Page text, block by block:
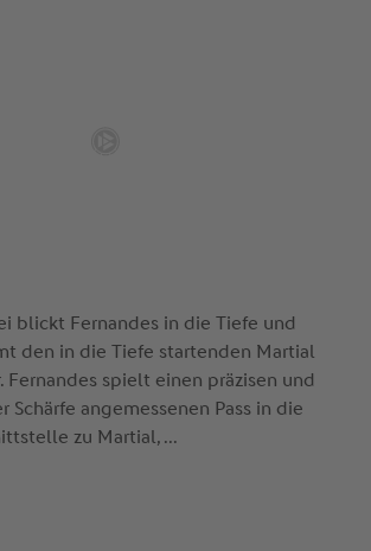
blickt Fernandes in die Tiefe und
den in die Tiefe startenden Martial
Fernandes spielt einen präzisen und
Schärfe angemessenen Pass in die
zu Martial, ...